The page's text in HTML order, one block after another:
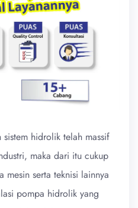
hidrolik telah massif
maka dari itu cukup
serta teknisi lainnya
pompa hidrolik yang